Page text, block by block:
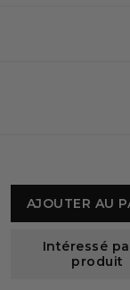
AJOUTER AU
Intéressé
produit